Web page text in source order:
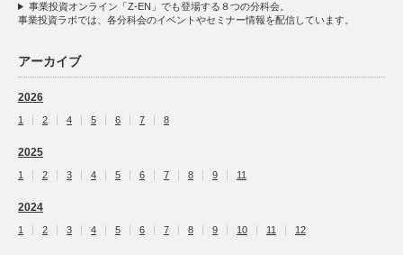
事業投資オンライン「Z-EN」でも登場する８つの分科会。
事業投資ラボでは、各分科会のイベントやセミナー情報を配信しています。
アーカイブ
2026
1 2 4 5 6 7 8
2025
1 2 3 4 5 6 7 8 9 11
2024
1 2 3 4 5 6 7 8 9 10 11 12